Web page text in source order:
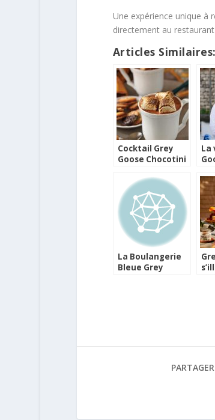
Une expérience unique à
directement au
Articles Similaires:
Cocktail Grey
Goose Chocotini
La
La Boulangerie
Bleue Grey